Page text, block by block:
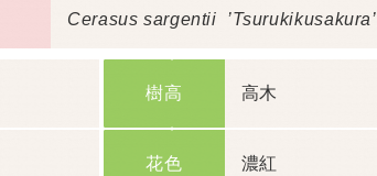
Cerasus sargentii ’Tsurukikusakura’
樹高 高木
花色 濃紅